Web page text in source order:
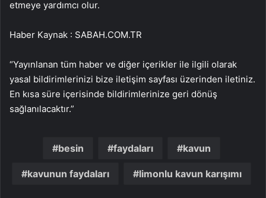
etmeye yardımcı olur.
Haber Kaynak : SABAH.COM.TR
“Yayınlanan tüm haber ve diğer içerikler ile ilgili olarak
yasal bildirimlerinizi bize iletişim sayfası üzerinden iletiniz.
En kısa süre içerisinde bildirimlerinize geri dönüş
sağlanılacaktır.”
besin faydaları kavun
kavunun faydaları limonlu kavun karışımı